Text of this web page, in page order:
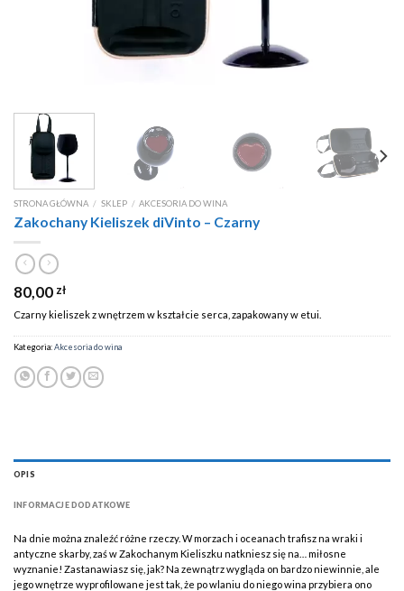
STRONA GŁÓWNA / SKLEP / AKCESORIA DO WINA
Zakochany Kieliszek diVinto – Czarny
80,00 zł
Czarny kieliszek z wnętrzem w kształcie serca, zapakowany w etui.
Kategoria:Akcesoria do wina
OPIS
INFORMACJE DODATKOWE
Na dnie można znaleźć różne rzeczy. W morzach i oceanach trafisz na wraki i
antyczne skarby, zaś w Zakochanym Kieliszku natkniesz się na… miłosne
wyznanie! Zastanawiasz się, jak? Na zewnątrz wygląda on bardzo niewinnie, ale
jego wnętrze wyprofilowane jest tak, że po wlaniu do niego wina przybiera ono